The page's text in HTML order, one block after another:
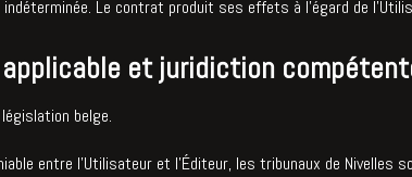
Le contrat produit ses effets à l'égard de
applicable et juridiction
belge.
entre l’Utilisateur et l’Éditeur, les tribunaux de